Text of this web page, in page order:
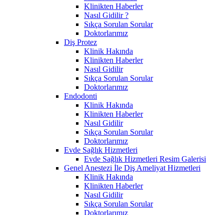
Klinikten Haberler
Nasıl Gidilir ?
Sıkça Sorulan Sorular
Doktorlarımız
Diş Protez
Klinik Hakında
Klinikten Haberler
Nasıl Gidilir
Sıkça Sorulan Sorular
Doktorlarımız
Endodonti
Klinik Hakında
Klinikten Haberler
Nasıl Gidilir
Sıkça Sorulan Sorular
Doktorlarımız
Evde Sağlık Hizmetleri
Evde Sağlık Hizmetleri Resim Galerisi
Genel Anestezi İle Diş Ameliyat Hizmetleri
Klinik Hakında
Klinikten Haberler
Nasıl Gidilir
Sıkça Sorulan Sorular
Doktorlarımız